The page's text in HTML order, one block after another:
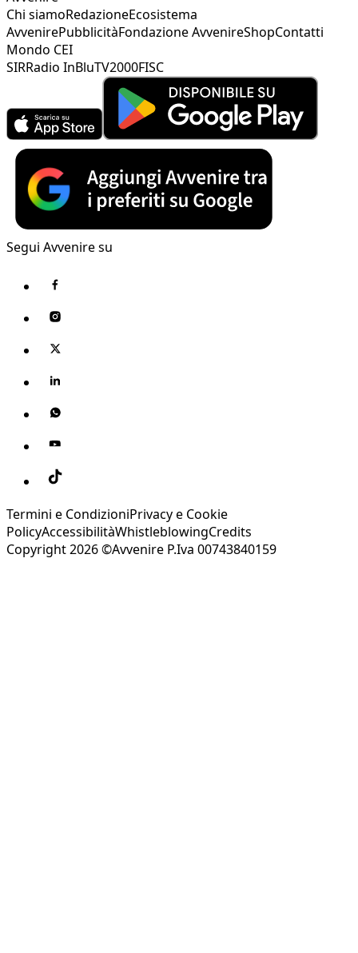
Chi siamoRedazioneEcosistema
AvvenirePubblicitàFondazione AvvenireShopContatti
Mondo CEI
SIRRadio InBluTV2000FISC
Segui Avvenire su
Termini e CondizioniPrivacy e Cookie
PolicyAccessibilitàWhistleblowingCredits
Copyright 2026 ©Avvenire P.Iva 00743840159